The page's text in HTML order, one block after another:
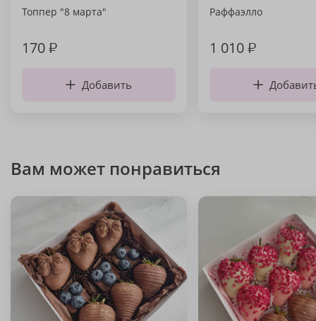
Топпер "8 марта"
170₽
Добавить
Раффаэлло
1 010₽
Вам может понравиться